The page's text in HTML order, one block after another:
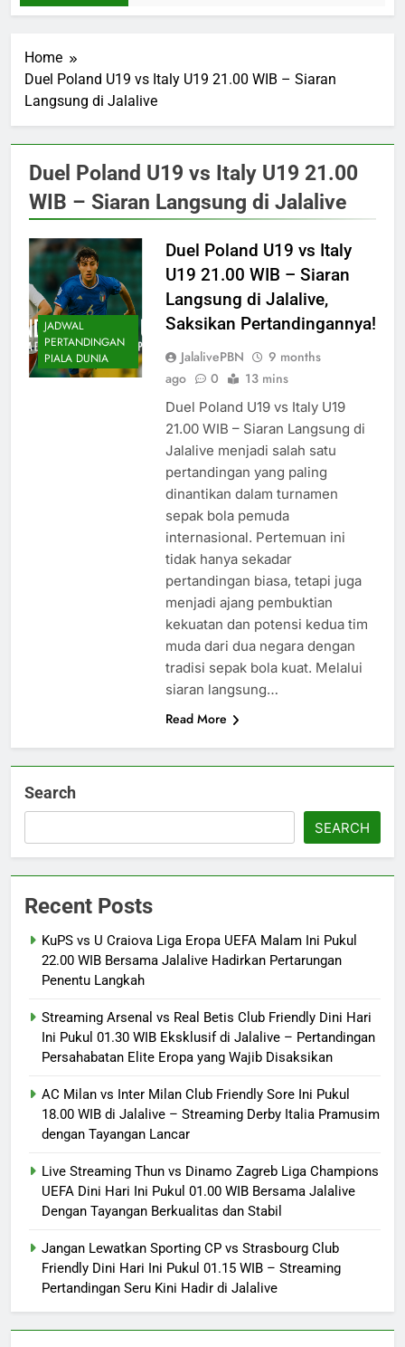
Home
Duel Poland U19 vs Italy U19 21.00 WIB – Siaran
Langsung di Jalalive
Duel Poland U19 vs Italy U19 21.00
WIB – Siaran Langsung di Jalalive
JADWAL
PERTANDINGAN
PIALA DUNIA
Duel Poland U19 vs Italy
U19 21.00 WIB – Siaran
Langsung di Jalalive,
Saksikan Pertandingannya!
JalalivePBN
9 months
ago
0 13 mins
Duel Poland U19 vs Italy U19
21.00 WIB – Siaran Langsung di
Jalalive menjadi salah satu
pertandingan yang paling
dinantikan dalam turnamen
sepak bola pemuda
internasional. Pertemuan ini
tidak hanya sekadar
pertandingan biasa, tetapi juga
menjadi ajang pembuktian
kekuatan dan potensi kedua tim
muda dari dua negara dengan
tradisi sepak bola kuat. Melalui
siaran langsung…
Read More
Search
SEARCH
Recent Posts
KuPS vs U Craiova Liga Eropa UEFA Malam Ini Pukul
22.00 WIB Bersama Jalalive Hadirkan Pertarungan
Penentu Langkah
Streaming Arsenal vs Real Betis Club Friendly Dini Hari
Ini Pukul 01.30 WIB Eksklusif di Jalalive – Pertandingan
Persahabatan Elite Eropa yang Wajib Disaksikan
AC Milan vs Inter Milan Club Friendly Sore Ini Pukul
18.00 WIB di Jalalive – Streaming Derby Italia Pramusim
dengan Tayangan Lancar
Live Streaming Thun vs Dinamo Zagreb Liga Champions
UEFA Dini Hari Ini Pukul 01.00 WIB Bersama Jalalive
Dengan Tayangan Berkualitas dan Stabil
Jangan Lewatkan Sporting CP vs Strasbourg Club
Friendly Dini Hari Ini Pukul 01.15 WIB – Streaming
Pertandingan Seru Kini Hadir di Jalalive